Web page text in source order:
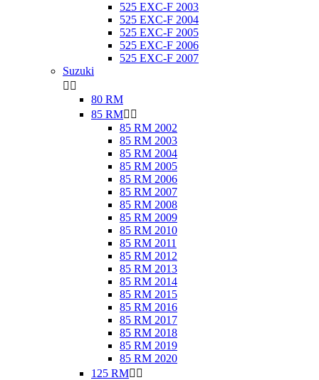
525 EXC-F 2003
525 EXC-F 2004
525 EXC-F 2005
525 EXC-F 2006
525 EXC-F 2007
Suzuki
 
80 RM
85 RM 
85 RM 2002
85 RM 2003
85 RM 2004
85 RM 2005
85 RM 2006
85 RM 2007
85 RM 2008
85 RM 2009
85 RM 2010
85 RM 2011
85 RM 2012
85 RM 2013
85 RM 2014
85 RM 2015
85 RM 2016
85 RM 2017
85 RM 2018
85 RM 2019
85 RM 2020
125 RM 